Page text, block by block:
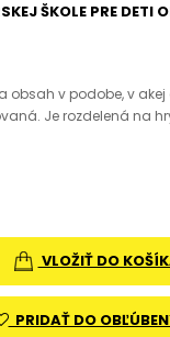
ŠKOLE PRE DETI
obsah v podobe, v
Je rozdelená na
VLOŽIŤ DO
PRIDAŤ DO